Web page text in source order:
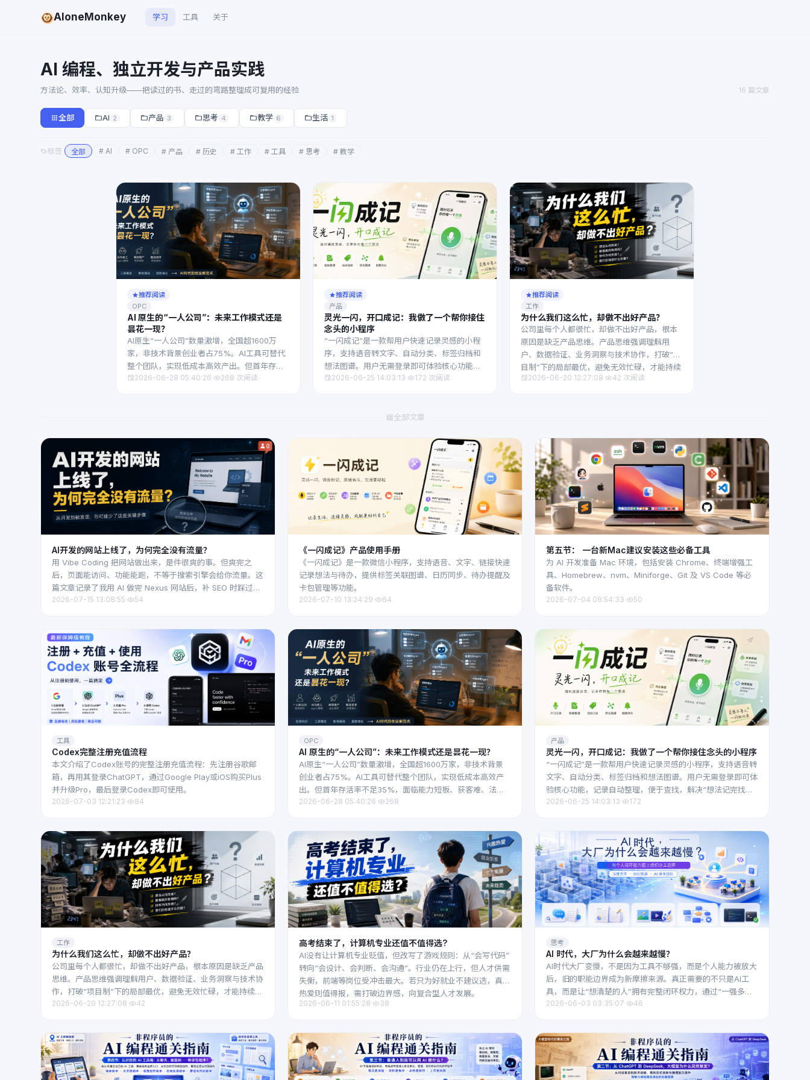
AloneMonkey 学习 工具 关于
AI 编程、独立开发与产品实践
方法论、效率、认知升级——把读过的书、走过的弯路整理成可复用的经验 16 篇文章
全部 AI 2 产品 3 思考 4 教学 6 生活 1
标签 全部 # AI # OPC # 产品 # 历史 # 工作 # 工具 # 思考 # 教学
推荐阅读
OPC
AI 原生的“一人公司”：未来工作模式还是
昙花一现？
AI原生“一人公司”数量激增，全国超1600万
家，非技术背景创业者占75%。AI工具可替代
整个团队，实现低成本高效产出。但首年存活
率不足35%，面临能力短板、获客难、法律风
2026-06-28 05:40:26 268 次阅读
推荐阅读
产品
灵光一闪，开口成记：我做了一个帮你接住
念头的小程序
“一闪成记”是一款帮用户快速记录灵感的小程
序，支持语音转文字、自动分类、标签归档和
想法图谱。用户无需登录即可体验核心功能，
记录自动整理，便于查找，解决“想法记完找不
2026-06-25 14:03:13 172 次阅读
推荐阅读
工作
为什么我们这么忙，却做不出好产品？
公司里每个人都很忙，却做不出好产品，根本
原因是缺乏产品思维。产品思维强调理解用
户、数据验证、业务洞察与技术协作，打破“项
目制”下的局部最优，避免无效忙碌，才能持续
创造真正有价值的产品。
2026-06-20 12:27:08 42 次阅读
全部文章
AI开发的网站上线了，为何完全没有流量？
用 Vibe Coding 把网站做出来，是件很爽的事。但爽完之
后，页面能访问、功能能跑，不等于搜索引擎会给你流量。这
篇文章记录了我用 AI 做完 Nexus 网站后，补 SEO 时踩过的
6 个坑和完整修复过程。
2026-07-15 13:08:55 54
《一闪成记》产品使用手册
《一闪成记》是一款微信小程序，支持语音、文字、链接快速
记录想法与待办，提供标签关联图谱、日历同步、待办提醒及
卡包管理等功能。
2026-07-10 13:24:29 64
第五节： 一台新Mac建议安装这些必备工具
为 AI 开发准备 Mac 环境，包括安装 Chrome、终端增强工
具、Homebrew、nvm、Miniforge、Git 及 VS Code 等必
备软件。
2026-07-04 09:54:33 50
工具
Codex完整注册充值流程
本文介绍了Codex账号的完整注册充值流程：先注册谷歌邮
箱，再用其登录ChatGPT，通过Google Play或iOS购买Plus
并升级Pro，最后登录Codex即可使用。
2026-07-03 12:21:23 84
OPC
AI 原生的“一人公司”：未来工作模式还是昙花一现？
AI原生“一人公司”数量激增，全国超1600万家，非技术背景
创业者占75%。AI工具可替代整个团队，实现低成本高效产
出。但首年存活率不足35%，面临能力短板、获客难、法律
风险及心理孤独等困境。成功关键在于从“超级个体”出发，先
2026-06-28 05:40:26 268
产品
灵光一闪，开口成记：我做了一个帮你接住念头的小程序
“一闪成记”是一款帮用户快速记录灵感的小程序，支持语音转
文字、自动分类、标签归档和想法图谱。用户无需登录即可体
验核心功能，记录自动整理，便于查找，解决“想法记完找不
到”的痛点。
2026-06-25 14:03:13 172
工作
为什么我们这么忙，却做不出好产品？
公司里每个人都很忙，却做不出好产品，根本原因是缺乏产品
思维。产品思维强调理解用户、数据验证、业务洞察与技术协
作，打破“项目制”下的局部最优，避免无效忙碌，才能持续创
造真正有价值的产品。
2026-06-20 12:27:08 42
高考结束了，计算机专业还值不值得选?
AI没有让计算机专业贬值，但改写了游戏规则：从“会写代码”
转向“会设计、会判断、会沟通”。行业仍在上行，但人才供需
失衡，前端等岗位受冲击最大。若只为好就业不建议选，真正
热爱则值得报，需打破边界感，向复合型人才发展。
2026-06-11 01:55:28 38
思考
AI 时代，大厂为什么会越来越慢？
AI时代大厂变慢，不是因为工具不够强，而是个人能力被放大
后，旧的职能边界成为新摩擦来源。真正需要的不只是AI工
具，而是让“想清楚的人”拥有完整闭环权力，通过“一强多专”
小队消除组织内耗。
2026-06-03 03:35:07 46